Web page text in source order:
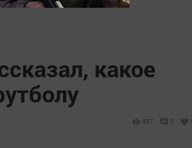
какое
857 0